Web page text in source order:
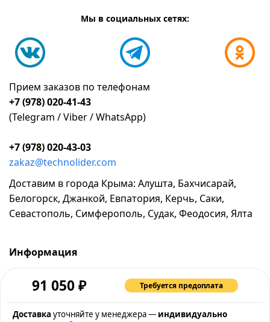
91 050₽ Требуется предоплата
Доставка уточняйте у менеджера — индивидуально
Мы в социальных сетях:
Прием заказов по телефонам
+7 (978) 020-41-43
(Telegram / Viber / WhatsApp)
+7 (978) 020-43-03
zakaz@technolider.com
Доставим в города Крыма: Алушта, Бахчисарай,
Белогорск, Джанкой, Евпатория, Керчь, Саки,
Севастополь, Симферополь, Судак, Феодосия, Ялта
Информация
о компании
промокоды и акции